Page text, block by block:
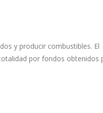
y producir combustibles. El
por fondos obtenidos